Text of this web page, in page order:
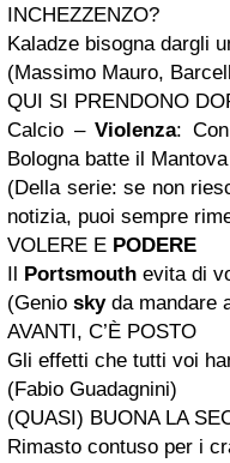
INCHEZZENZO?
Kaladze bisogna dargli
(Massimo Mauro,
QUI SI PRENDONO
Calcio – Violenza:
Bologna batte il
(Della serie: se non
notizia, puoi sempre
VOLERE E PODERE
Il Portsmouth evita di
(Genio skyda mandare
AVANTI, C’È POSTO
Gli effetti che tutti voi
(Fabio Guadagnini)
(QUASI) BUONA LA
Rimasto contuso per i